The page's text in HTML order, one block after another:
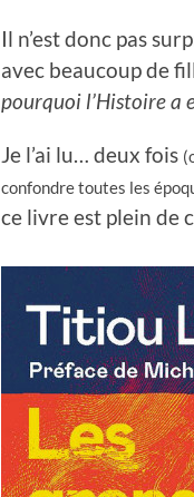
Il n’est donc pas
avec beaucoup de
pourquoi l’Histoire a
Je l’ai lu… deux fois
confondre toutes les
ce livre est plein de